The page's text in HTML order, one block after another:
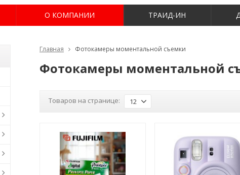
О КОМПАНИИ ТРАИД-ИН
Главная Фотокамеры моментальной съемки
Фотокамеры моментальной
Товаров на странице: 12